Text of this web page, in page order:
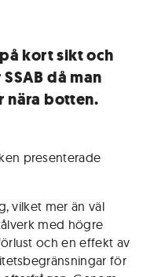
kort sikt och
då man
nära botten.
presenterade
vilket mer än väl
med högre
och en effekt av
för